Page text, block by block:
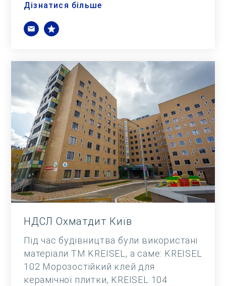
Дізнатися більше
НДСЛ Охматдит Київ
Під час будівництва були використані
матеріали ТМ KREISEL, а саме: KREISEL
102 Морозостійкий клей для
керамічної плитки, KREISEL 104